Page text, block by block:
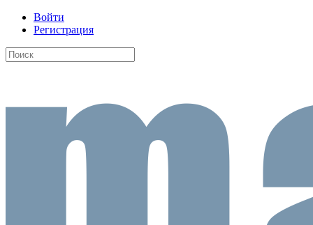
Войти
Регистрация